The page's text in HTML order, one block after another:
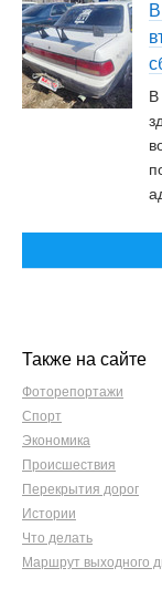
В
Также на сайте
Фоторепортажи
Спорт
Экономика
Происшествия
Перекрытия дорог
Истории
Что делать
Маршрут выходного